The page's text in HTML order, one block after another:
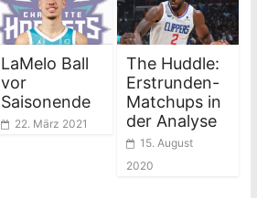
LaMelo Ball
vor
Saisonende
22. März 2021
The Huddle:
Erstrunden-
Matchups in
der Analyse
15. August
2020